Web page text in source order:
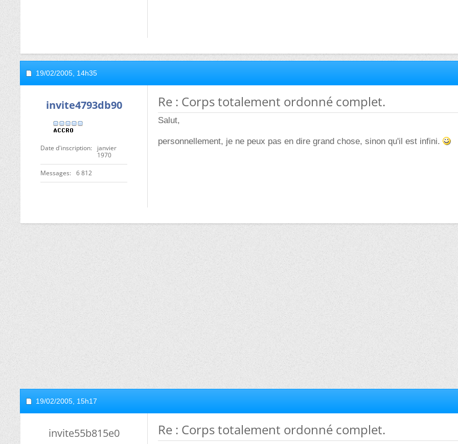
19/02/2005, 14h35
invite4793db90
Date d'inscription
janvier
1970
Messages 6 812
Re : Corps totalement ordonné complet.
Salut,
personnellement, je ne peux pas en dire grand chose, sinon qu'il est infini.
19/02/2005, 15h17
invite55b815e0 Re : Corps totalement ordonné complet.